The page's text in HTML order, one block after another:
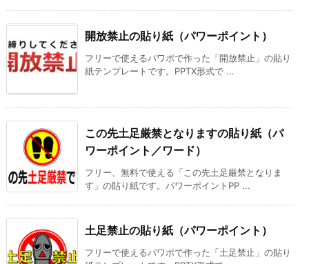
開放禁止の貼り紙（パワーポイント）
フリーで使えるパワポで作った「開放禁止」の貼り
紙テンプレートです。PPTX形式で ...
この先土足厳禁となりますの貼り紙（パ
ワーポイント／ワード）
フリー、無料で使える「この先土足厳禁となりま
す」の貼り紙です。パワーポイントPP ...
土足禁止の貼り紙（パワーポイント）
フリーで使えるパワポで作った「土足禁止」の貼り